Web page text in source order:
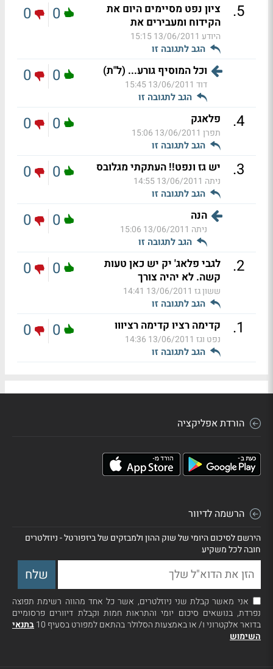
5
.
ציון נפט מסיימים היום את
הקידוח ומעבירים את
היודע 13/06/2011 15:15
הגב לתגובה זו
0
0
וכל המוסיף גורע... (ל"ת)
דוד 13/06/2011 15:45
הגב לתגובה זו
0
0
4
. פלאגק
תפרן 13/06/2011 15:06
הגב לתגובה זו
0
0
3
. יש גז ונפט!! העתקתי מגלובס
ניתה 13/06/2011 14:55
הגב לתגובה זו
0
0
הנה
ניתה 13/06/2011 15:06
הגב לתגובה זו
0
0
2
.
לגבי פלאג' יק יש כאן טעות
קשה. לא יהיה צורך
ששון גז 13/06/2011 14:41
הגב לתגובה זו
0
0
1
. קדימה רציו קדימה רציווו
נפט וגז 13/06/2011 14:36
הגב לתגובה זו
0
0
הורדת אפליקציה
הרשמה לדיוור
הירשם לסיכום היומי של שוק ההון ולמבזקים של ביזפורטל - ניוזלטרים
חובה לכל משקיע
אני מאשר קבלת שני ניוזלטרים, אשר כל אחד מהווה רשימת תפוצה
נפרדת, בנושאים סיכום יומי והתראות חמות וקבלת דיוורים פרסומיים
בדואר אלקטרוני ו/ או באמצעות הסלולר בהתאם למפורט בסעיף 10
בתנאי
השימוש